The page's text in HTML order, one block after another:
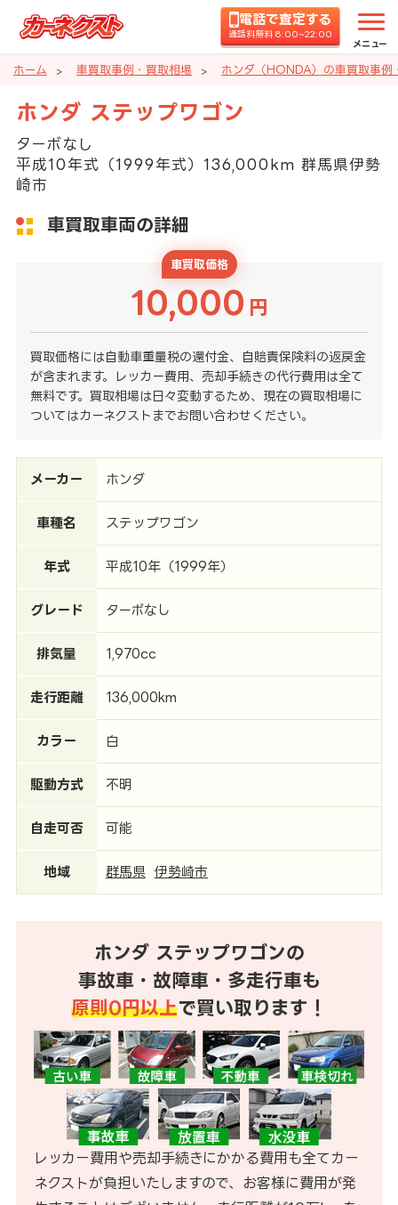
電話で査定する
通話料無料 8:00~22:00
メニュー
ホーム 車買取事例・買取相場 ホンダ（HONDA）の車買取事例
ホンダ ステップワゴン
ターボなし
平成10年式（1999年式）136,000km 群馬県伊勢
崎市
車買取車両の詳細
車買取価格
10,000 円
買取価格には自動車重量税の還付金、自賠責保険料の返戻金
が含まれます。レッカー費用、売却手続きの代行費用は全て
無料です。買取相場は日々変動するため、現在の買取相場に
ついてはカーネクストまでお問い合わせください。
メーカー ホンダ
車種名 ステップワゴン
年式 平成10年（1999年）
グレード ターボなし
排気量 1,970cc
走行距離 136,000km
カラー 白
駆動方式 不明
自走可否 可能
地域 群馬県 伊勢崎市
ホンダ ステップワゴンの
事故車・故障車・多走行車も
原則0円以上で買い取ります！
レッカー費用や売却手続きにかかる費用も全てカー
ネクストが負担いたしますので、お客様に費用が発